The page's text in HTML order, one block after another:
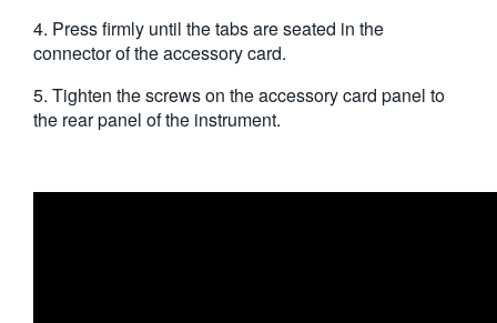
4. Press firmly until the tabs are seated in the
connector of the accessory card.
5. Tighten the screws on the accessory card panel to
the rear panel of the instrument.